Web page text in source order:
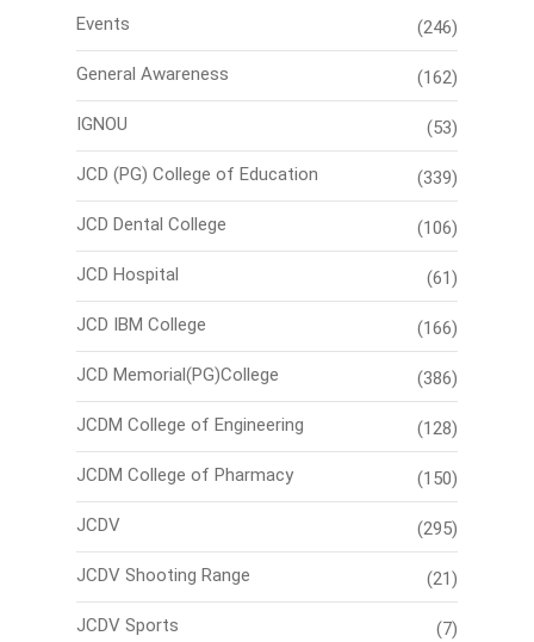
Events (246)
General Awareness (162)
IGNOU (53)
JCD (PG) College of Education (339)
JCD Dental College (106)
JCD Hospital (61)
JCD IBM College (166)
JCD Memorial(PG)College (386)
JCDM College of Engineering (128)
JCDM College of Pharmacy (150)
JCDV (295)
JCDV Shooting Range (21)
JCDV Sports (7)